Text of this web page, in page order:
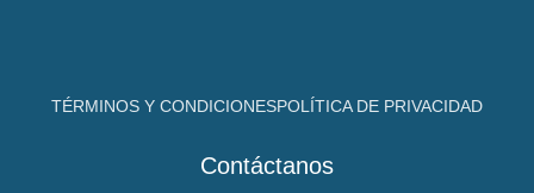
TÉRMINOS Y CONDICIONESPOLÍTICA DE PRIVACIDAD
Contáctanos